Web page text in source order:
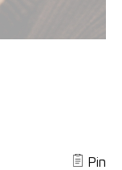
Pin